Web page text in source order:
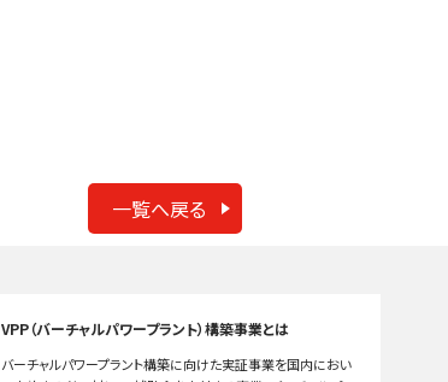
一覧へ戻る
VPP（バーチャルパワープラント）構築事業とは
バーチャルパワープラント構築に向けた実証事業を国内におい